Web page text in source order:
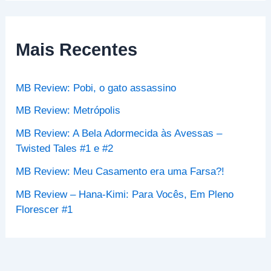
a
o
:
Mais Recentes
MB Review: Pobi, o gato assassino
MB Review: Metrópolis
MB Review: A Bela Adormecida às Avessas –
Twisted Tales #1 e #2
MB Review: Meu Casamento era uma Farsa?!
MB Review – Hana-Kimi: Para Vocês, Em Pleno
Florescer #1